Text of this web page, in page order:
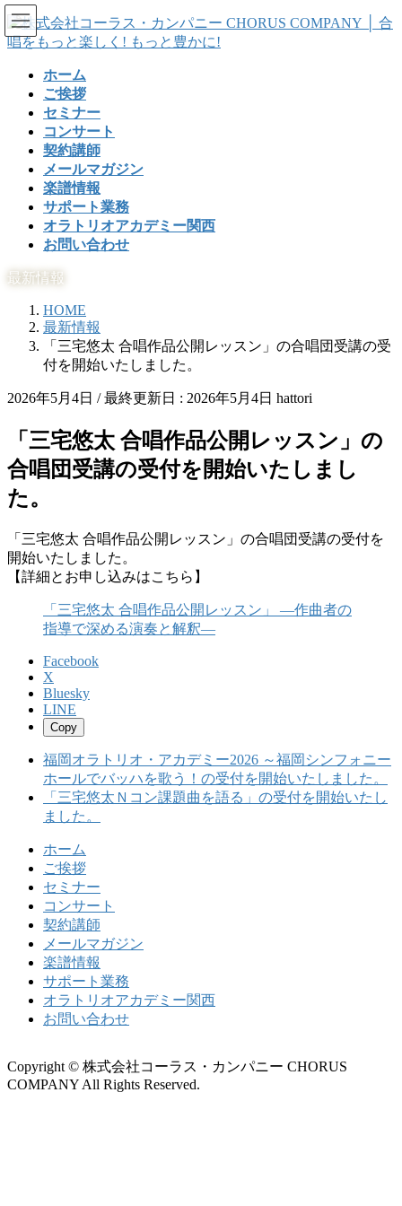
コ
ン
ナ
ビ
ホーム
ご挨拶
セミナー
コンサート
契約講師
メールマガジン
楽譜情報
サポート業務
オラトリオアカデミー関西
お問い合わせ
最新情報
HOME
最新情報
「三宅悠太 合唱作品公開レッスン」の合唱団受講の受
付を開始いたしました。
2026年5月4日 / 最終更新日 : 2026年5月4日 hattori
「三宅悠太 合唱作品公開レッスン」の
合唱団受講の受付を開始いたしまし
た。
「三宅悠太 合唱作品公開レッスン」の合唱団受講の受付を
開始いたしました。
【詳細とお申し込みはこちら】
「三宅悠太 合唱作品公開レッスン」 ―作曲者の
指導で深める演奏と解釈―
Facebook
X
Bluesky
LINE
Copy
福岡オラトリオ・アカデミー2026 ～福岡シンフォニー
ホールでバッハを歌う！の受付を開始いたしました。
「三宅悠太Ｎコン課題曲を語る」の受付を開始いたし
ました。
ホーム
ご挨拶
セミナー
コンサート
契約講師
メールマガジン
楽譜情報
サポート業務
オラトリオアカデミー関西
お問い合わせ
Copyright © 株式会社コーラス・カンパニー CHORUS
COMPANY All Rights Reserved.